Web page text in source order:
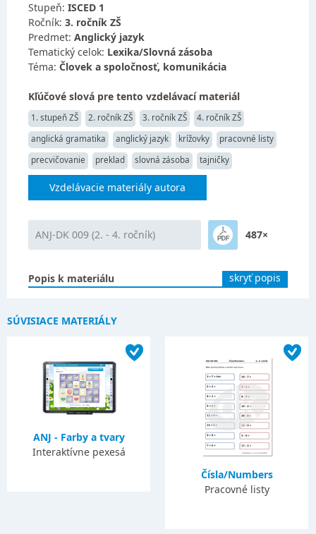
Stupeň: ISCED 1
Ročník: 3. ročník ZŠ
Predmet: Anglický jazyk
Tematický celok: Lexika/Slovná zásoba
Téma: Človek a spoločnosť, komunikácia
Kľúčové slová pre tento vzdelávací materiál
1. stupeň ZŠ 2. ročník ZŠ 3. ročník ZŠ
4. ročník ZŠ
anglická gramatika
anglický jazyk krížovky
pracovné listy
precvičovanie
preklad slovná zásoba tajničky
Vzdelávacie materiály autora
ANJ-DK 009 (2. - 4. ročník) 487×
Popis k materiálu skryť popis
SÚVISIACE MATERIÁLY
ANJ - Farby a tvary
Interaktívne pexesá
Čísla/Numbers
Pracovné listy